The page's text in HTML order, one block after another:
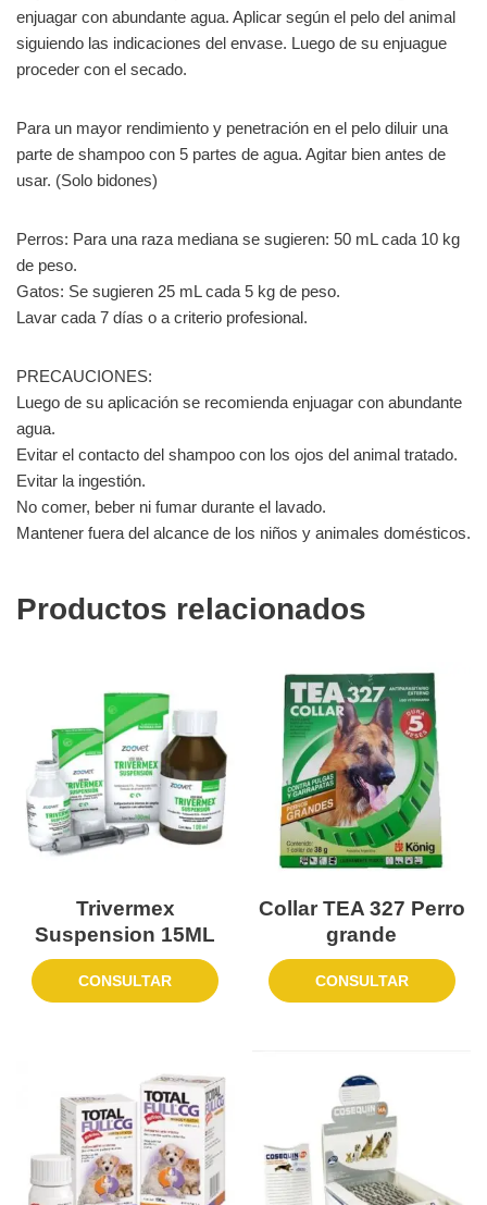
enjuagar con abundante agua. Aplicar según el pelo del animal
siguiendo las indicaciones del envase. Luego de su enjuague
proceder con el secado.
Para un mayor rendimiento y penetración en el pelo diluir una
parte de shampoo con 5 partes de agua. Agitar bien antes de
usar. (Solo bidones)
Perros: Para una raza mediana se sugieren: 50 mL cada 10 kg
de peso.
Gatos: Se sugieren 25 mL cada 5 kg de peso.
Lavar cada 7 días o a criterio profesional.
PRECAUCIONES:
Luego de su aplicación se recomienda enjuagar con abundante
agua.
Evitar el contacto del shampoo con los ojos del animal tratado.
Evitar la ingestión.
No comer, beber ni fumar durante el lavado.
Mantener fuera del alcance de los niños y animales domésticos.
Productos relacionados
Trivermex
Suspension 15ML
CONSULTAR
Collar TEA 327 Perro
grande
CONSULTAR